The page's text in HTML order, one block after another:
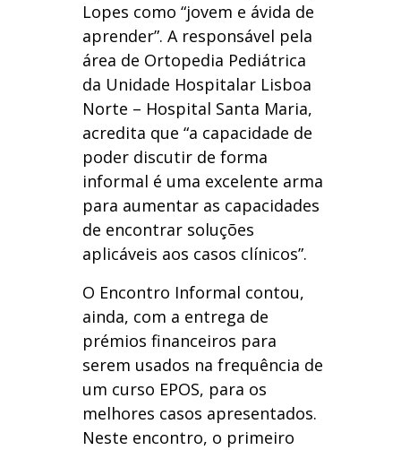
Lopes como “jovem e ávida de
aprender”. A responsável pela
área de Ortopedia Pediátrica
da Unidade Hospitalar Lisboa
Norte – Hospital Santa Maria,
acredita que “a capacidade de
poder discutir de forma
informal é uma excelente arma
para aumentar as capacidades
de encontrar soluções
aplicáveis aos casos clínicos”.
O Encontro Informal contou,
ainda, com a entrega de
prémios financeiros para
serem usados na frequência de
um curso EPOS, para os
melhores casos apresentados.
Neste encontro, o primeiro